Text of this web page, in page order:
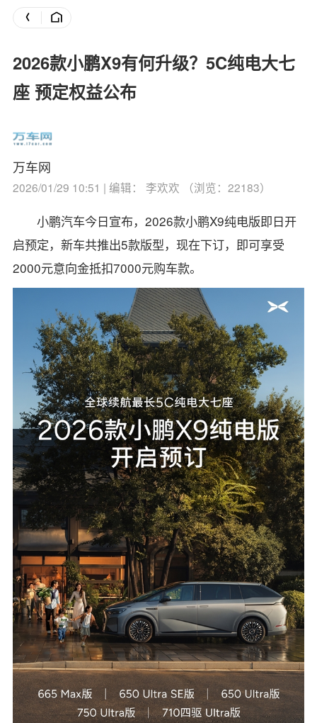
2026款小鹏X9有何升级？5C纯电大七
座 预定权益公布
万车网
2026/01/29 10:51 | 编辑： 李欢欢 （浏览：22183）
小鹏汽车今日宣布，2026款小鹏X9纯电版即日开
启预定，新车共推出5款版型，现在下订，即可享受
2000元意向金抵扣7000元购车款。